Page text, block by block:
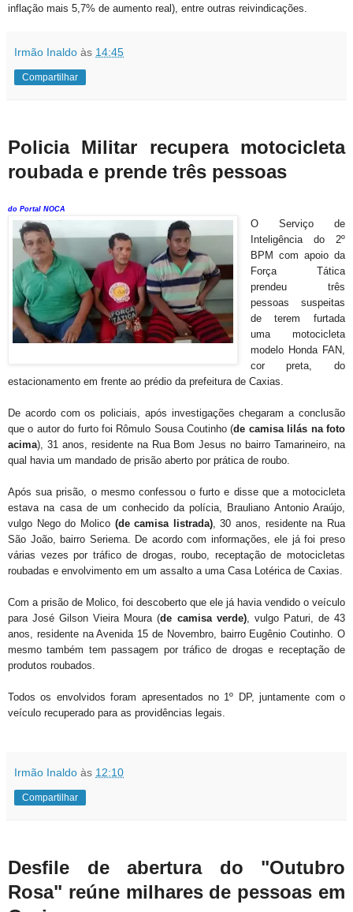
inflação mais 5,7% de aumento real), entre outras reivindicações.
Irmão Inaldo às 14:45
Compartilhar
Policia Militar recupera motocicleta
roubada e prende três pessoas
do Portal NOCA
O Serviço de
Inteligência do 2º
BPM com apoio da
Força Tática
prendeu três
pessoas suspeitas
de terem furtada
uma motocicleta
modelo Honda FAN,
cor preta, do
estacionamento em frente ao prédio da prefeitura de Caxias.
De acordo com os policiais, após investigações chegaram a conclusão
que o autor do furto foi Rômulo Sousa Coutinho (de camisa lilás na foto
acima), 31 anos, residente na Rua Bom Jesus no bairro Tamarineiro, na
qual havia um mandado de prisão aberto por prática de roubo.
Após sua prisão, o mesmo confessou o furto e disse que a motocicleta
estava na casa de um conhecido da polícia, Brauliano Antonio Araújo,
vulgo Nego do Molico (de camisa listrada), 30 anos, residente na Rua
São João, bairro Seriema. De acordo com informações, ele já foi preso
várias vezes por tráfico de drogas, roubo, receptação de motocicletas
roubadas e envolvimento em um assalto a uma Casa Lotérica de Caxias.
Com a prisão de Molico, foi descoberto que ele já havia vendido o veículo
para José Gilson Vieira Moura (de camisa verde), vulgo Paturi, de 43
anos, residente na Avenida 15 de Novembro, bairro Eugênio Coutinho. O
mesmo também tem passagem por tráfico de drogas e receptação de
produtos roubados.
Todos os envolvidos foram apresentados no 1º DP, juntamente com o
veículo recuperado para as providências legais.
Irmão Inaldo às 12:10
Compartilhar
Desfile de abertura do "Outubro
Rosa" reúne milhares de pessoas em